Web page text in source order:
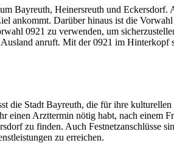
Bayreuth, Heinersreuth und Eckersdorf.
ankommt. Darüber hinaus ist die
0921 zu verwenden, um
anruft. Mit der 0921 im Hinterkopf
die Stadt Bayreuth, die für ihre
Arzttermin nötig habt, nach einem
zu finden. Auch Festnetzanschlüsse
zu erreichen.